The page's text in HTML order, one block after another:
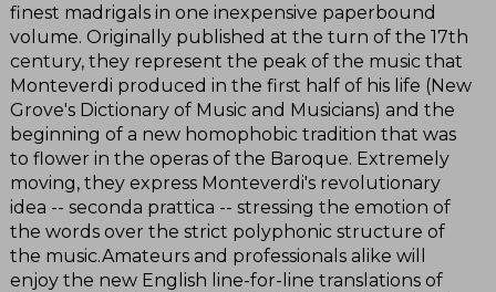
finest madrigals in one inexpensive paperbound
volume. Originally published at the turn of the 17th
century, they represent the peak of the music that
Monteverdi produced in the first half of his life (New
Grove's Dictionary of Music and Musicians) and the
beginning of a new homophobic tradition that was
to flower in the operas of the Baroque. Extremely
moving, they express Monteverdi's revolutionary
idea -- seconda prattica -- stressing the emotion of
the words over the strict polyphonic structure of
the music.Amateurs and professionals alike will
enjoy the new English line-for-line translations of